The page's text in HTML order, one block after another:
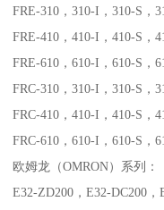
FRE-310，310-I，310-S，
FRE-410，410-I，410-S，
FRE-610，610-I，610-S，
FRC-310，310-I，310-S，
FRC-410，410-I，410-S，
FRC-610，610-I，610-S，
欧姆龙（OMRON）系列：
E32-ZD200，E32-DC200，